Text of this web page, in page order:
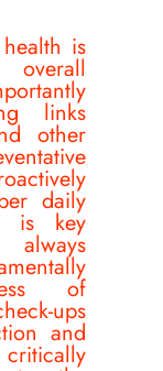
is
links
other
daily
is key
of
ups
and